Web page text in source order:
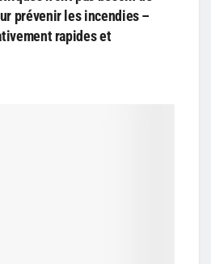
prévenir les incendies –
rapides et